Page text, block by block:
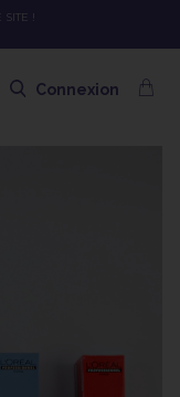
HYDRATANT + SPRAY +
Connexion